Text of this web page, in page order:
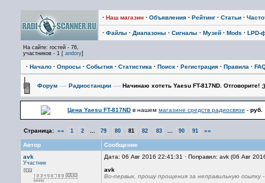
· Наш магазин · Объявления · Рейтинг · Статьи ·
· Файлы · Диапазоны · Сигналы · Музей · Mods · LPD-
На сайте: гостей - 76,
участников - 1 [ andory]
· Начало · Опросы · События · Статистика · Поиск · Регистрация · Правила ·
Форум —› Радиостанции —› Начинаю хотеть Yaesu FT-817ND. Отговорите! ;)
Цена Yaesu FT-817ND в нашем магазине средств радиосвязи - руб.
Страница: «« 1 2 79 80 81 82 83 90 91 »»
Автор
Сообщение
avk
Участник
Дата: 06 Авг 2016 22:41:31 · Поправил: avk (06 Авг
avk
Во-первых, прошу прощения за неправильную